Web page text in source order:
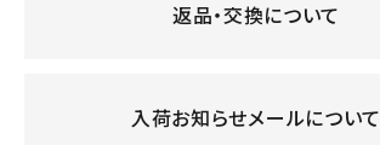
返品・交換について
入荷お知らせメールについて